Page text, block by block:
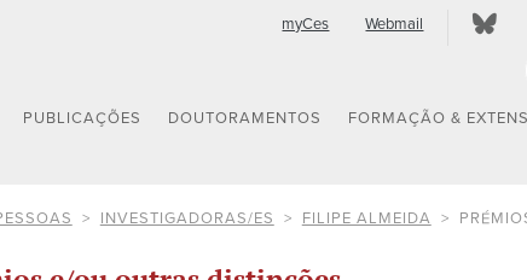
myCes Webmail
PUBLICAÇÕES DOUTORAMENTOS FORMAÇÃO &
INVESTIGADORAS/ES FILIPE ALMEIDA